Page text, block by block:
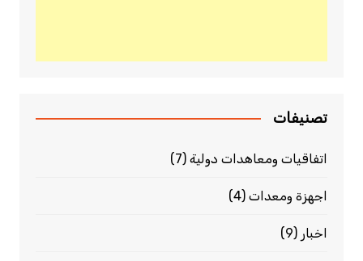
تصنيفات
اتفاقيات ومعاهدات دولية(7)
اجهزة ومعدات(4)
اخبار (9)